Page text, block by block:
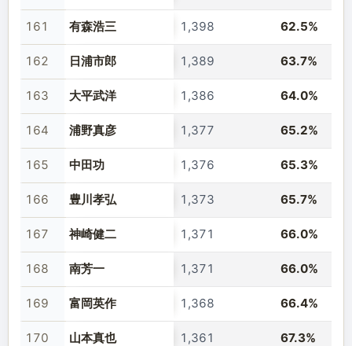
161 有森浩三 1,398 62.5%
162 日浦市郎 1,389 63.7%
163 大平武洋 1,386 64.0%
164 浦野真彦 1,377 65.2%
165 中田功 1,376 65.3%
166 豊川孝弘 1,373 65.7%
167 神崎健二 1,371 66.0%
168 南芳一 1,371 66.0%
169 富岡英作 1,368 66.4%
170 山本真也 1,361 67.3%